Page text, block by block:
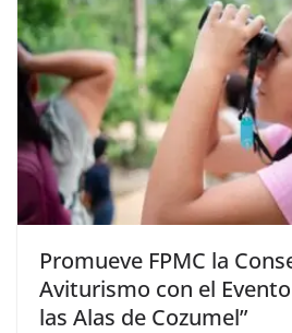
Promueve FPMC la
Aviturismo con el
las Alas de Cozumel”